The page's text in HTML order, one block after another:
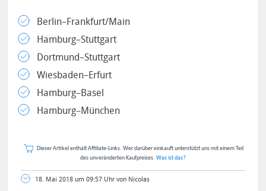
Berlin–Frankfurt/Main
Hamburg–Stuttgart
Dortmund–Stuttgart
Wiesbaden–Erfurt
Hamburg–Basel
Hamburg–München
Dieser Artikel enthält Affiliate-Links. Wer darüber einkauft unterstützt uns mit einem Teil
des unveränderten Kaufpreises. Was ist das?
18. Mai 2018 um 09:57 Uhr von Nicolas